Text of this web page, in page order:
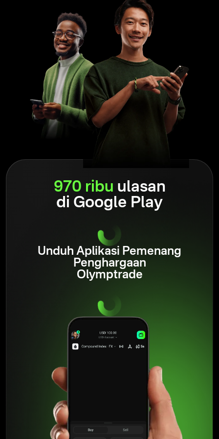
juga menyediakan konten tertulis yang menjelaskan konsep
finansial utama, perilaku pasar, dan strategi manajemen
selengkapnya
Dalam satu dekade terakhir, Olymptrade telah
mengembangkan ruang di mana trader dapat berkembang
dan selalu memprioritaskan kebutuhan mereka. Platform ini
Olymptrade adalah platform trading yang telah beroperasi
sejak 2014 dan rumah bagi hampir 100 juta pengguna di
seluruh dunia. Namun, hal yang luar biasa adalah platform ini
terus fokus pada kepuasan semua tradernya, seperti saat
peluncurannya.
selengkapnya
menormalkan beban kesulitan akibat trading emosional.
Berinteraksi dengan mereka yang sepemikiran dapat
membantu Anda tetap tenang dan fokus karena Anda tahu
saling mengandalkan satu sama lain demi dukungan.
970 ribu ulasan
di Google Play
Unduh Aplikasi Pemenang
Penghargaan
Olymptrade